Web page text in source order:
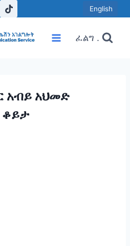
English
ፈልግ .
አብይ አህመድ
ቆይታ